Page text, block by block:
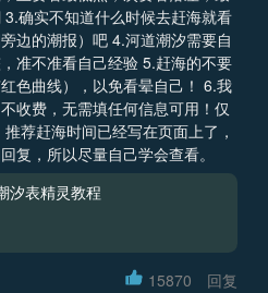
确实不知道什么时候去赶海就看
边的潮报）吧 4.河道潮汐需要自
准不准看自己经验 5.赶海的不要
色曲线），以免看晕自己！ 6.我
收费，无需填任何信息可用！仅
荐赶海时间已经写在页面上了，
复，所以尽量自己学会查看。
汐表精灵教程
15870 回复